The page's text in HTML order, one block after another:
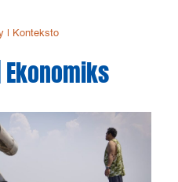
| Konteksto